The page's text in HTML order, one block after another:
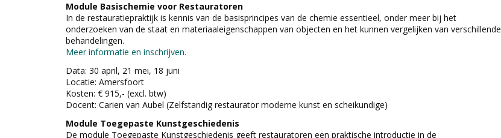
Module Basischemie voor Restauratoren
In de restauratiepraktijk is kennis van de basisprincipes van de chemie essentieel, onder meer bij het
onderzoeken van de staat en materiaaleigenschappen van objecten en het kunnen vergelijken van verschillende
behandelingen.
Meer informatie en inschrijven.
Data: 30 april, 21 mei, 18 juni
Locatie: Amersfoort
Kosten: € 915,- (excl. btw)
Docent: Carien van Aubel (Zelfstandig restaurator moderne kunst en scheikundige)
Module Toegepaste Kunstgeschiedenis
De module Toegepaste Kunstgeschiedenis geeft restauratoren een praktische introductie in de